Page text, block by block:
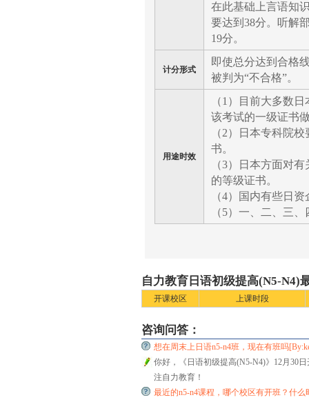
在此基础上言语知
要达到38分。听解
19分。
计分形式
即使总分达到合格
被判为“不合格”。
用途时效
（1）目前大多数
该考试的一级证书
（2）日本专科院
书。
（3）日本方面对
的等级证书。
（4）国内有些日
（5）一、二、三
自力教育日语初级提高(N5-N4)
开课校区 上课时段
咨询问答：
想在周末上日语n5-n4班，现在有班吗
你好，《日语初级提高(N5-N4)》12月30
注自力教育！
最近的n5-n4课程，哪个校区有开班？什么